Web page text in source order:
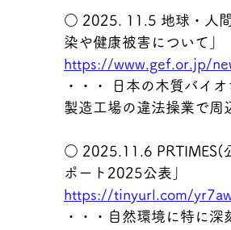
○ 2025. 11.5 地球・人間
染や健康被害について」
https://www.gef.or.jp/
・・・ 日本の木質バイ
製造工場の違法操業で周
○ 2025.11.6 PRTIMES(
ポート2025公表」
https://tinyurl.com/
・・・自然環境に特に